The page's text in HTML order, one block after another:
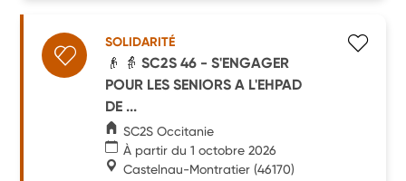
SOLIDARITÉ
👴 👵 SC2S 46 - S'ENGAGER
POUR LES SENIORS A L'EHPAD
DE ...
SC2S Occitanie
À partir du 1 octobre 2026
Castelnau-Montratier (46170)